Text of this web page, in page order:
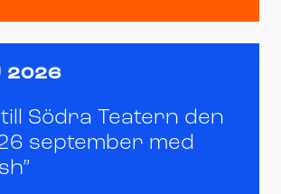
2026
Södra Teatern den
september med